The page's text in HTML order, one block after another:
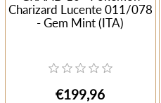
Charizard Lucente 011/078
- Gem Mint (ITA)
€199,96